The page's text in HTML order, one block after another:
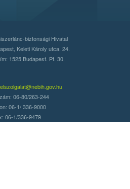
biztonsági Hivatal
Keleti Károly utca. 24.
1525 Budapest. Pf. 30.
06-80/263-244
06-1/ 336-9000
06-1/336-9479